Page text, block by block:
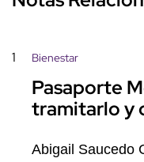
1 Bienestar
Pasaporte
tramitarlo y
Abigail Saucedo